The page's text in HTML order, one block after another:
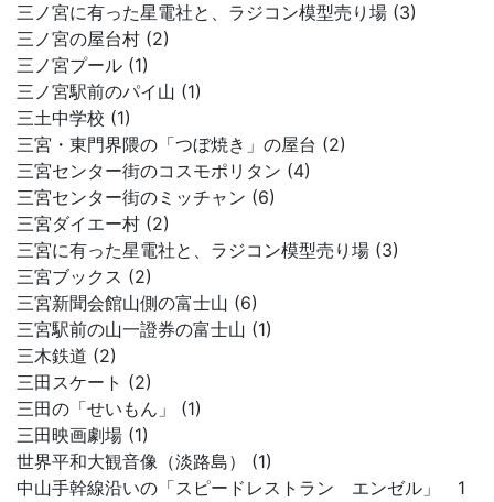
三ノ宮に有った星電社と、ラジコン模型売り場 (3)
三ノ宮の屋台村 (2)
三ノ宮プール (1)
三ノ宮駅前のパイ山 (1)
三土中学校 (1)
三宮・東門界隈の「つぼ焼き」の屋台 (2)
三宮センター街のコスモポリタン (4)
三宮センター街のミッチャン (6)
三宮ダイエー村 (2)
三宮に有った星電社と、ラジコン模型売り場 (3)
三宮ブックス (2)
三宮新聞会館山側の富士山 (6)
三宮駅前の山一證券の富士山 (1)
三木鉄道 (2)
三田スケート (2)
三田の「せいもん」 (1)
三田映画劇場 (1)
世界平和大観音像（淡路島） (1)
中山手幹線沿いの「スピードレストラン エンゼル」 1